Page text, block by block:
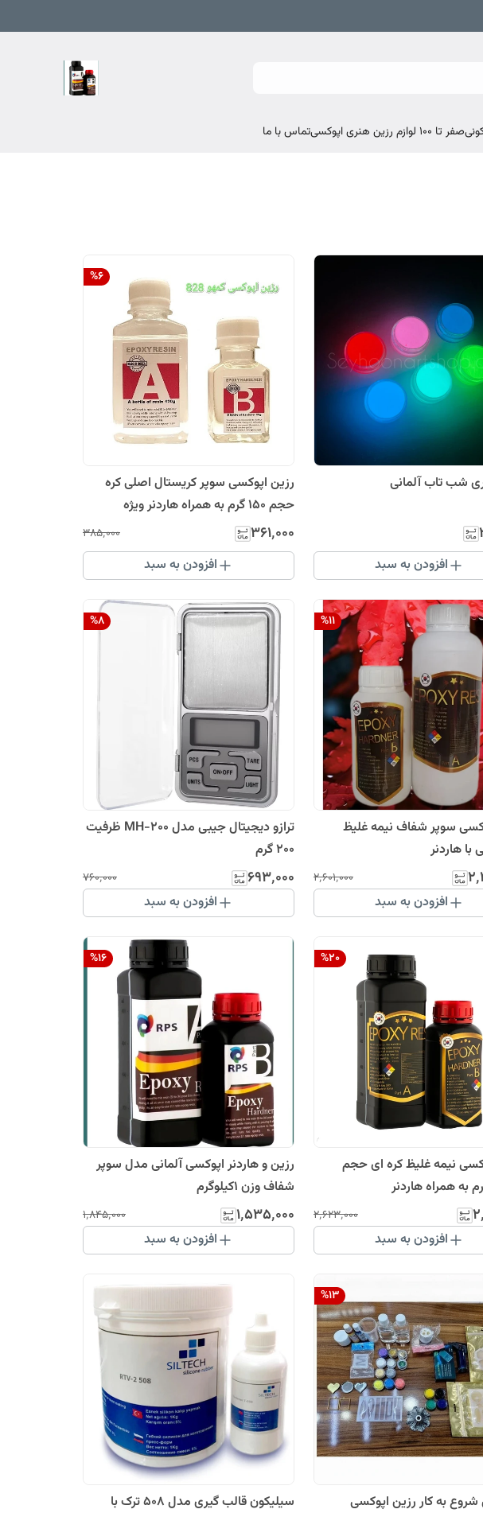
صفر تا ۱۰۰ لوازم رزین هنری اپوکسی تماس با ما
شب تاب آلمانی
افزودن به سبد
%6
رزین اپوکسی سوپر کریستال اصلی کره
حجم 150 گرم به همراه هاردنر ویژه
زیورآلات رزینی
۳۶۱٬۰۰۰ ۳۸۵٬۰۰۰
افزودن به سبد
%11
سوپر شفاف نیمه غلیظ
۲٬۶۰۱٬۰۰۰
افزودن به سبد
%8
ترازو دیجیتال جیبی مدل MH-200 ظرفیت
۲۰۰ گرم
۶۹۳٬۰۰۰ ۷۶۰٬۰۰۰
افزودن به سبد
%20
نیمه غلیظ کره ای حجم
۲٬۶۲۳٬۰۰۰
افزودن به سبد
%16
رزین و هاردنر اپوکسی آلمانی مدل سوپر
شفاف وزن 1کیلوگرم
۱٬۵۳۵٬۰۰۰ ۱٬۸۴۵٬۰۰۰
افزودن به سبد
%13
به کار رزین اپوکسی
سیلیکون قالب گیری مدل 508 ترک با